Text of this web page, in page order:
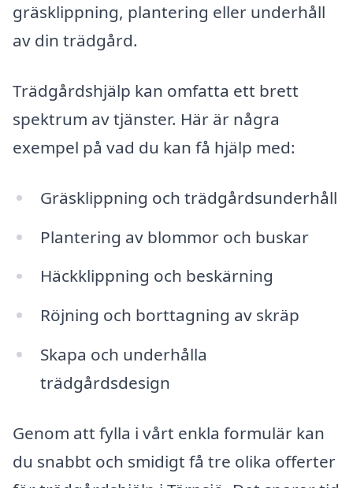
gräsklippning, plantering eller underhåll
av din trädgård.
Trädgårdshjälp kan omfatta ett brett
spektrum av tjänster. Här är några
exempel på vad du kan få hjälp med:
Gräsklippning och trädgårdsunderhåll
Plantering av blommor och buskar
Häckklippning och beskärning
Röjning och borttagning av skräp
Skapa och underhålla
trädgårdsdesign
Genom att fylla i vårt enkla formulär kan
du snabbt och smidigt få tre olika offerter